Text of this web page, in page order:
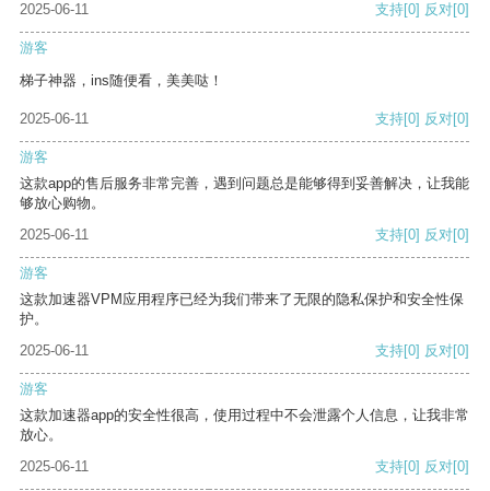
2025-06-11 支持[0] 反对[0]
游客
梯子神器，ins随便看，美美哒！
2025-06-11 支持[0] 反对[0]
游客
这款app的售后服务非常完善，遇到问题总是能够得到妥善解决，让我能
够放心购物。
2025-06-11
支持[0] 反对[0]
游客
这款加速器VPM应用程序已经为我们带来了无限的隐私保护和安全性保
护。
2025-06-11
支持[0] 反对[0]
游客
这款加速器app的安全性很高，使用过程中不会泄露个人信息，让我非常
放心。
2025-06-11
支持[0] 反对[0]